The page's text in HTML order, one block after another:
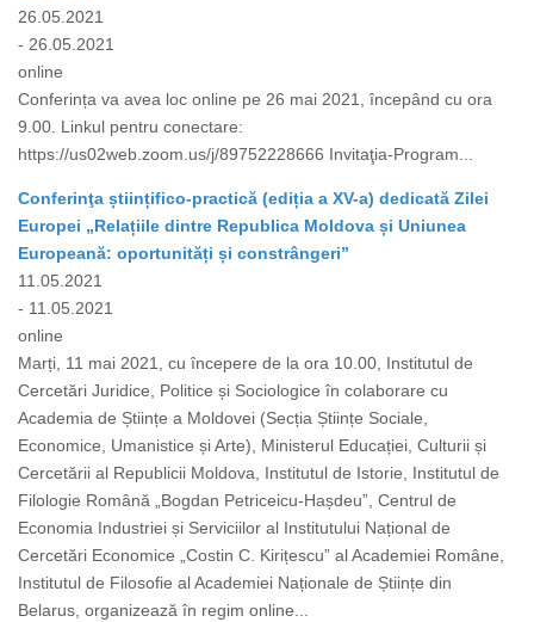
26.05.2021
- 26.05.2021
online
Conferința va avea loc online pe 26 mai 2021, începând cu ora
9.00. Linkul pentru conectare:
https://us02web.zoom.us/j/89752228666 Invitaţia-Program...
Conferinţa științifico-practică (ediția a XV-a) dedicată Zilei
Europei „Relațiile dintre Republica Moldova și Uniunea
Europeană: oportunități și constrângeri”
11.05.2021
- 11.05.2021
online
Marți, 11 mai 2021, cu începere de la ora 10.00, Institutul de
Cercetări Juridice, Politice și Sociologice în colaborare cu
Academia de Științe a Moldovei (Secția Științe Sociale,
Economice, Umanistice și Arte), Ministerul Educației, Culturii și
Cercetării al Republicii Moldova, Institutul de Istorie, Institutul de
Filologie Română „Bogdan Petriceicu-Hașdeu”, Centrul de
Economia Industriei și Serviciilor al Institutului Național de
Cercetări Economice „Costin C. Kirițescu” al Academiei Române,
Institutul de Filosofie al Academiei Naționale de Științe din
Belarus, organizează în regim online...